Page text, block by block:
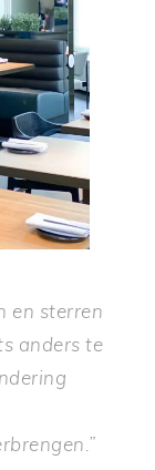
en sterren
anders te